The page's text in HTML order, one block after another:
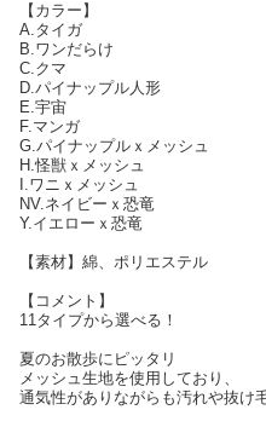
【カラー】
A.タイガ
B.ワンだらけ
C.クマ
D.パイナップル人形
E.宇宙
F.マンガ
G.パイナップルｘメッシュ
H.怪獣ｘメッシュ
I.ワニｘメッシュ
NV.ネイビーｘ恐竜
Y.イエローｘ恐竜
【素材】綿、ポリエステル
【コメント】
11タイプから選べる！
夏のお散歩にピッタリ
メッシュ生地を使用しており、
通気性がありながらも汚れや抜け